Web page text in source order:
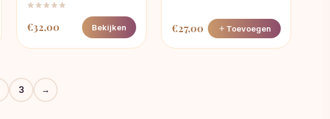
€32,00 Bekijken €27,00 Toevoegen
3 →